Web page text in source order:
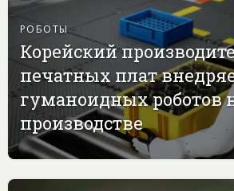
РОБОТЫ
Корейский
печатных плат
гуманоидных роботов
производстве